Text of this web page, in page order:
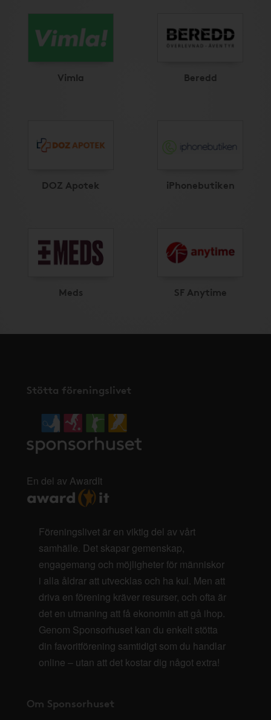
Vimla Beredd
DOZ Apotek iPhonebutiken
Meds SF Anytime
Stötta föreningslivet
En del av AwardIt
Föreningslivet är en viktig del av vårt
samhälle. Det skapar gemenskap,
engagemang och möjligheter för människor
i alla åldrar att utvecklas och ha kul. Men att
driva en förening kräver resurser, och ofta är
det en utmaning att få ekonomin att gå ihop.
Genom Sponsorhuset kan du enkelt stötta
din favoritförening samtidigt som du handlar
online – utan att det kostar dig något extra!
Om Sponsorhuset